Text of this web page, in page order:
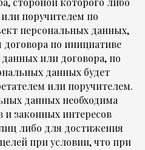
поручителем по
персональных данных,
по инициативе
или договора, по
данных будет
или поручителем.
данных необходима
и законных интересов
либо для достижения
при условии, что при